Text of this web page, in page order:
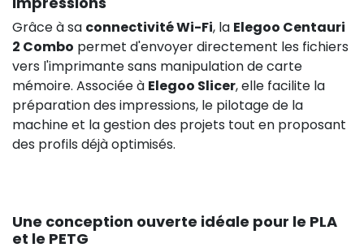
Grâce à sa connectivité Wi-Fi, la Elegoo Centauri
2 Combo permet d'envoyer directement les fichiers
vers l'imprimante sans manipulation de carte
mémoire. Associée à Elegoo Slicer, elle facilite la
préparation des impressions, le pilotage de la
machine et la gestion des projets tout en proposant
des profils déjà optimisés.
Une conception ouverte idéale pour le PLA
et le PETG